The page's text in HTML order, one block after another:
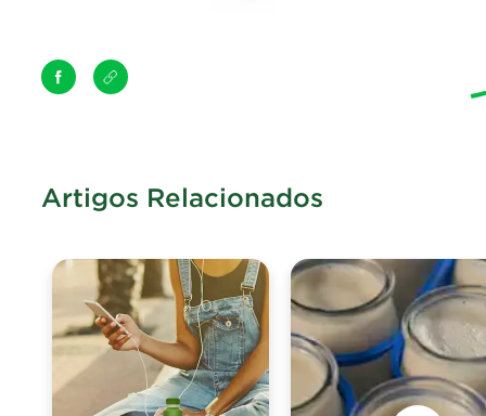
Artigos Relacionados